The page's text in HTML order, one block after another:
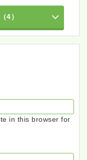
（4）
in this browser for